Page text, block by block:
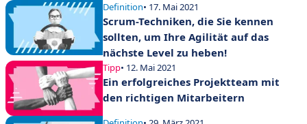
Definition• 17. Mai 2021
Scrum-Techniken, die Sie kennen
sollten, um Ihre Agilität auf das
nächste Level zu heben!
Tipp• 12. Mai 2021
Ein erfolgreiches Projektteam mit
den richtigen Mitarbeitern